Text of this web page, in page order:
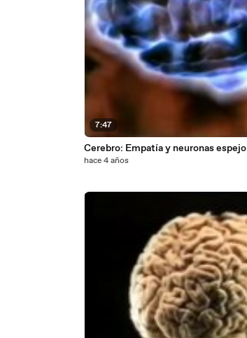
7:47
Cerebro: Empatía y neuronas espejo
hace 4 años